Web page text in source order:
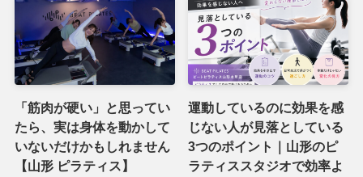
「筋肉が硬い」と思ってい
たら、実は身体を動かして
いないだけかもしれません
【山形 ピラティス】
運動しているのに効果を感
じない人が見落としている
3つのポイント｜山形のピ
ラティススタジオで効率よ